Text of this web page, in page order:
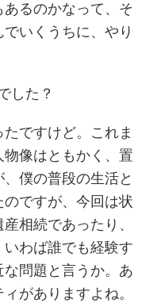
るのかなって、そ
いくうちに、やり
した？
ですけど。これま
像はともかく、置
僕の普段の生活と
ですが、今回は状
相続であったり、
わば誰でも経験す
問題と言うか。あ
がありますよね。